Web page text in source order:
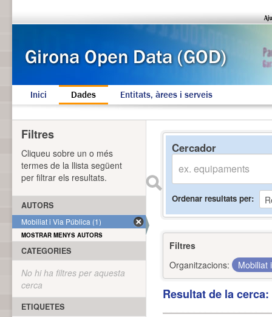
Inici Dades Entitats, àrees i serveis
Cercador
Ordenar resultats per
Filtres
Organitzacions:
Mobiliat
Resultat de la
Filtres
Cliqueu sobre un o més
termes de la llista següent
per filtrar els resultats.
AUTORS
Mobiliat i Via Pública (1)
MOSTRAR MENYS AUTORS
CATEGORIES
No hi ha filtres per aquesta
cerca
ETIQUETES